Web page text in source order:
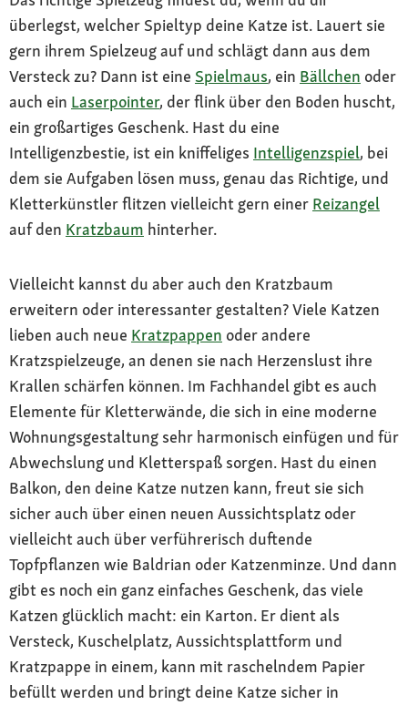
überlegst, welcher Spieltyp deine Katze ist. Lauert sie
gern ihrem Spielzeug auf und schlägt dann aus dem
Versteck zu? Dann ist eine Spielmaus, ein Bällchen oder
auch ein Laserpointer, der flink über den Boden huscht,
ein großartiges Geschenk. Hast du eine
Intelligenzbestie, ist ein kniffeliges Intelligenzspiel, bei
dem sie Aufgaben lösen muss, genau das Richtige, und
Kletterkünstler flitzen vielleicht gern einer Reizangel
auf den Kratzbaum hinterher.
Vielleicht kannst du aber auch den Kratzbaum
erweitern oder interessanter gestalten? Viele Katzen
lieben auch neue Kratzpappen oder andere
Kratzspielzeuge, an denen sie nach Herzenslust ihre
Krallen schärfen können. Im Fachhandel gibt es auch
Elemente für Kletterwände, die sich in eine moderne
Wohnungsgestaltung sehr harmonisch einfügen und für
Abwechslung und Kletterspaß sorgen. Hast du einen
Balkon, den deine Katze nutzen kann, freut sie sich
sicher auch über einen neuen Aussichtsplatz oder
vielleicht auch über verführerisch duftende
Topfpflanzen wie Baldrian oder Katzenminze. Und dann
gibt es noch ein ganz einfaches Geschenk, das viele
Katzen glücklich macht: ein Karton. Er dient als
Versteck, Kuschelplatz, Aussichtsplattform und
Kratzpappe in einem, kann mit raschelndem Papier
befüllt werden und bringt deine Katze sicher in